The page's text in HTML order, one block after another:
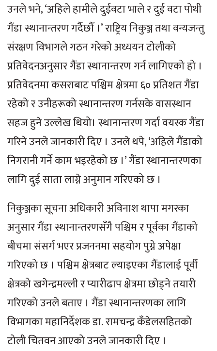
उनले भने, ‘अहिले हामीले दुईवटा भाले र दुई वटा पोथी
गैंडा स्थानान्तरण गर्दैछौँ ।’ राष्ट्रिय निकुञ्ज तथा वन्यजन्तु
संरक्षण विभागले गठन गरेको अध्ययन टोलीको
प्रतिवेदनअनुसार गैंडा स्थानान्तरण गर्न लागिएको हो ।
प्रतिवेदनमा कसराबाट पश्चिम क्षेत्रमा ६० प्रतिशत गैंडा
रहेको र उनीहरूको स्थानान्तरण गर्नसके वासस्थान
सहज हुने उल्लेख थियो। स्थानान्तरण गर्दा वयस्क गैंडा
गरिने उनले जानकारी दिए । उनले थपे, ‘अहिले गैंडाको
निगरानी गर्ने काम भइरहेको छ ।’ गैंडा स्थानान्तरणका
लागि दुई साता लाग्ने अनुमान गरिएको छ ।
निकुञ्जका सूचना अधिकारी अविनाश थापा मगरका
अनुसार गैंडा स्थानान्तरणसँगै पश्चिम र पूर्वका गैंडाको
बीचमा संसर्ग भएर प्रजननमा सहयोग पुग्ने अपेक्षा
गरिएको छ । पश्चिम क्षेत्रबाट ल्याइएका गैंडालाई पूर्वी
क्षेत्रको खगेन्द्रमल्ली र प्यारीढाप क्षेत्रमा छोड्ने तयारी
गरिएको उनले बताए । गैंडा स्थानान्तरणका लागि
विभागका महानिर्देशक डा. रामचन्द्र कँडेलसहितको
टोली चितवन आएको उनले जानकारी दिए ।